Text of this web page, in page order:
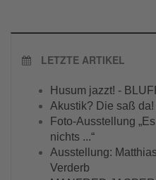
LETZTE ARTIKEL
Husum jazzt! -
Akustik? Die saß da!
Foto-Ausstellung
nichts ...“
Ausstellung:
Verderb